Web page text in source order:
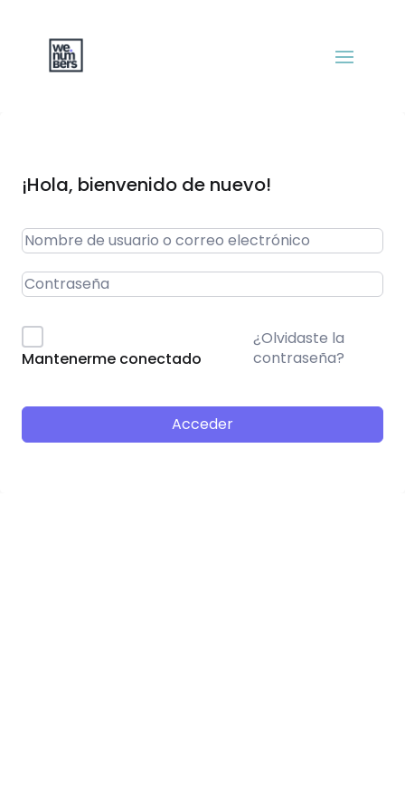
¡Hola, bienvenido de nuevo!
Mantenerme conectado
¿Olvidaste la
contraseña?
Acceder